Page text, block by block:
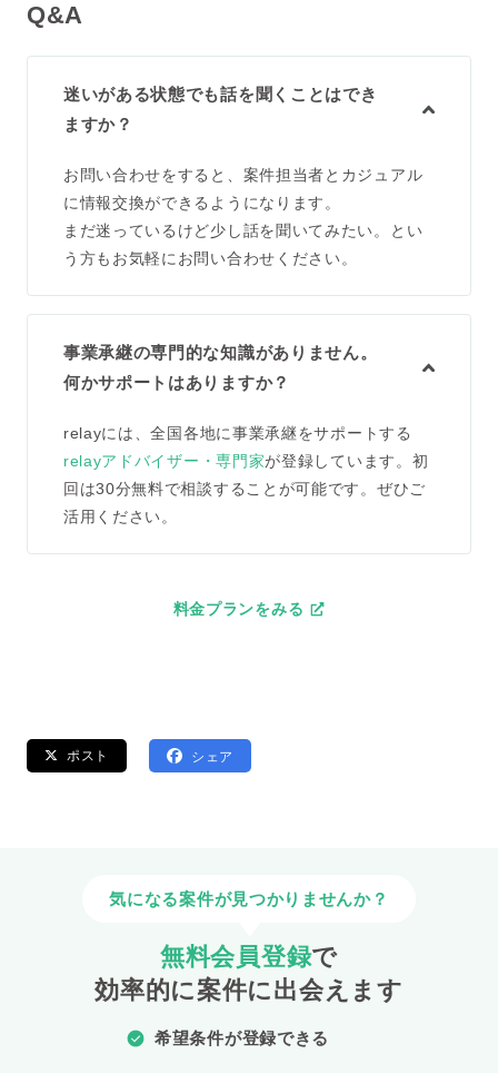
Q&A
迷いがある状態でも話を聞くことはでき
ますか？
お問い合わせをすると、案件担当者とカジュアル
に情報交換ができるようになります。
まだ迷っているけど少し話を聞いてみたい。とい
う方もお気軽にお問い合わせください。
事業承継の専門的な知識がありません。
何かサポートはありますか？
relayには、全国各地に事業承継をサポートする
relayアドバイザー・専門家が登録しています。初
回は30分無料で相談することが可能です。ぜひご
活用ください。
料金プランをみる
ポスト シェア
気になる案件が見つかりませんか？
無料会員登録で
効率的に案件に出会えます
希望条件が登録できる